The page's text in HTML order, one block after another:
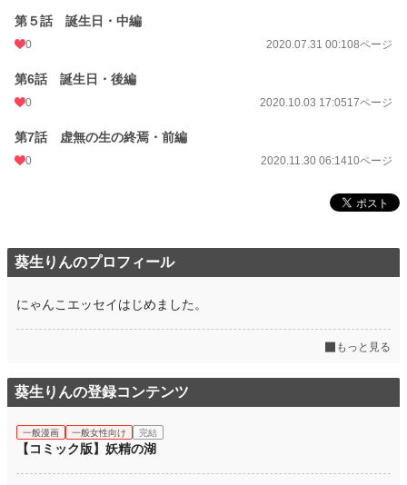
累計ポイント 6,972 pt (2,694 位)
第５話 誕生日・中編
0 2020.07.31 00:108ページ
第6話 誕生日・後編
0 2020.10.03 17:0517ページ
第7話 虚無の生の終焉・前編
0 2020.11.30 06:1410ページ
葵生りんのプロフィール
にゃんこエッセイはじめました。
もっと見る
葵生りんの登録コンテンツ
一般漫画 一般女性向け 完結
【コミック版】妖精の湖